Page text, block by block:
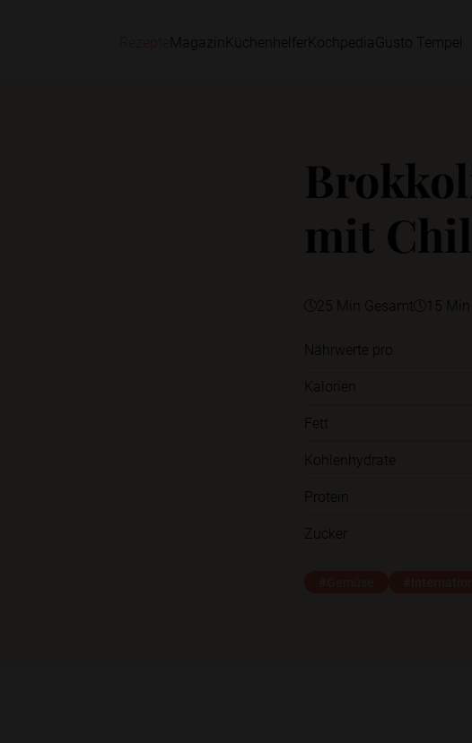
Magazin Küchenhelfer Kochpedia Gusto Tempel
mit
25 Min Gesamt 15
Nährwerte pro
Kalorien
Fett
Kohlenhydrate
Protein
Zucker